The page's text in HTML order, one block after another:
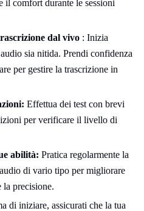
il comfort durante le sessioni
dal vivo : Inizia
sia nitida. Prendi confidenza
per gestire la trascrizione in
Effettua dei test con brevi
per verificare il livello di
abilità: Pratica regolarmente la
di vario tipo per migliorare
precisione.
di iniziare, assicurati che la tua